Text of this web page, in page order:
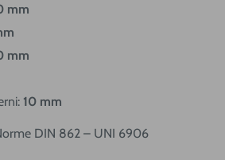
mm
mm
10 mm
DIN 862 – UNI 6906